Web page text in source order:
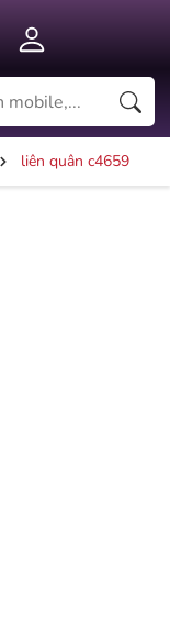
liên quân c4659